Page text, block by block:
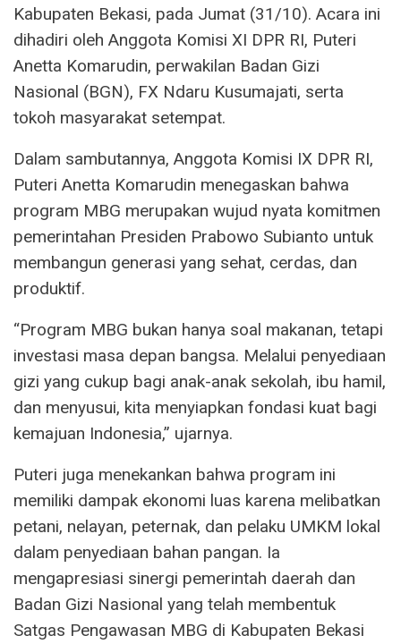
Kabupaten Bekasi, pada Jumat (31/10). Acara ini
dihadiri oleh Anggota Komisi XI DPR RI, Puteri
Anetta Komarudin, perwakilan Badan Gizi
Nasional (BGN), FX Ndaru Kusumajati, serta
tokoh masyarakat setempat.
Dalam sambutannya, Anggota Komisi IX DPR RI,
Puteri Anetta Komarudin menegaskan bahwa
program MBG merupakan wujud nyata komitmen
pemerintahan Presiden Prabowo Subianto untuk
membangun generasi yang sehat, cerdas, dan
produktif.
“Program MBG bukan hanya soal makanan, tetapi
investasi masa depan bangsa. Melalui penyediaan
gizi yang cukup bagi anak-anak sekolah, ibu hamil,
dan menyusui, kita menyiapkan fondasi kuat bagi
kemajuan Indonesia,” ujarnya.
Puteri juga menekankan bahwa program ini
memiliki dampak ekonomi luas karena melibatkan
petani, nelayan, peternak, dan pelaku UMKM lokal
dalam penyediaan bahan pangan. Ia
mengapresiasi sinergi pemerintah daerah dan
Badan Gizi Nasional yang telah membentuk
Satgas Pengawasan MBG di Kabupaten Bekasi